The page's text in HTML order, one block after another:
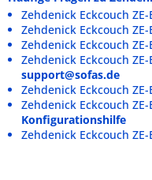
Zehdenick Eckcouch ZE-
Zehdenick Eckcouch ZE-
Zehdenick Eckcouch ZE-
Zehdenick Eckcouch ZE-
support@sofas.de
Zehdenick Eckcouch ZE-
Zehdenick Eckcouch ZE-
Konfigurationshilfe
Zehdenick Eckcouch ZE-